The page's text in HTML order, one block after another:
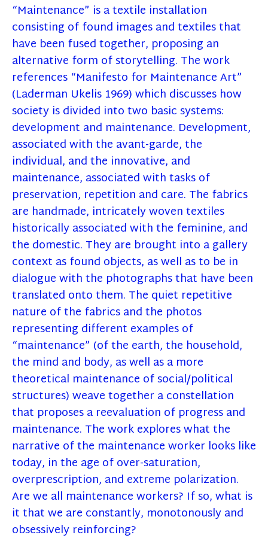
“Maintenance” is a textile installation
consisting of found images and textiles that
have been fused together, proposing an
alternative form of storytelling. The work
references “Manifesto for Maintenance Art”
(Laderman Ukelis 1969) which discusses how
society is divided into two basic systems:
development and maintenance. Development,
associated with the avant-garde, the
individual, and the innovative, and
maintenance, associated with tasks of
preservation, repetition and care. The fabrics
are handmade, intricately woven textiles
historically associated with the feminine, and
the domestic. They are brought into a gallery
context as found objects, as well as to be in
dialogue with the photographs that have been
translated onto them. The quiet repetitive
nature of the fabrics and the photos
representing different examples of
“maintenance” (of the earth, the household,
the mind and body, as well as a more
theoretical maintenance of social/political
structures) weave together a constellation
that proposes a reevaluation of progress and
maintenance. The work explores what the
narrative of the maintenance worker looks like
today, in the age of over-saturation,
overprescription, and extreme polarization.
Are we all maintenance workers? If so, what is
it that we are constantly, monotonously and
obsessively reinforcing?